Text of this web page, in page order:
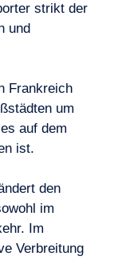
strikt der
und
Frankreich
um
auf dem
ist.
den
im
Im
Verbreitung